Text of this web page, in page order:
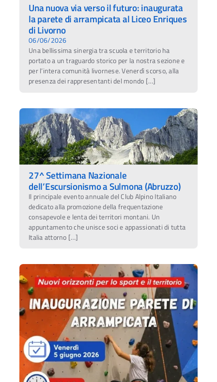
Una nuova via verso il futuro: inaugurata
la parete di arrampicata al Liceo Enriques
di Livorno
06/06/2026
Una bellissima sinergia tra scuola e territorio ha
portato a un traguardo storico per la nostra sezione e
per l’intera comunità livornese. Venerdì scorso, alla
presenza dei rappresentanti del mondo […]
27^ Settimana Nazionale
dell’Escursionismo a Sulmona (Abruzzo)
Il principale evento annuale del Club Alpino Italiano
dedicato alla promozione della frequentazione
consapevole e lenta dei territori montani. Un
appuntamento che unisce soci e appassionati di tutta
Italia attorno […]